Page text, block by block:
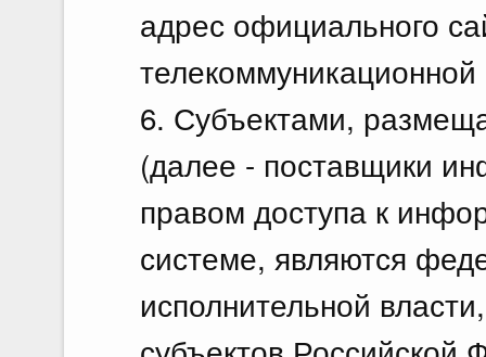
адрес официального
6. Субъектами,
(далее - поставщики
правом доступа к
системе, являются
исполнительной